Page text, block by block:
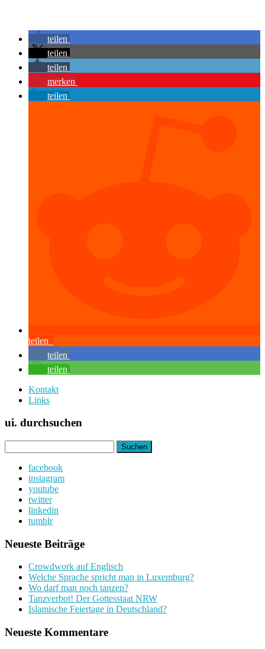
teilen
teilen
teilen
merken
teilen
teilen
teilen
teilen
Kontakt
Links
ui. durchsuchen
nach:
facebook
instagram
youtube
twitter
linkedin
tumblr
Neueste Beiträge
Crowdwork auf Englisch
Welche Sprache spricht man in Luxemburg?
Wo darf man noch tanzen?
Tanzverbot! Der Gottesstaat NRW
Islamische Feiertage in Deutschland?
Neueste Kommentare